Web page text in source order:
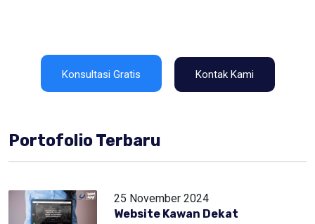
Konsultasi Gratis Kontak Kami
Portofolio Terbaru
25 November 2024
Website Kawan Dekat